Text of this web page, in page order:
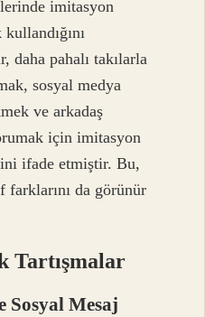
imitasyon
daha pahalı takılarla
sosyal medya
ve arkadaş
için imitasyon
ifade etmiştir. Bu,
farklarını da görünür
Tartışmalar
Mesaj